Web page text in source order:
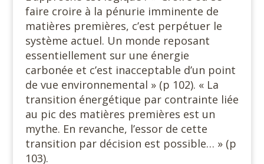
faire croire à la pénurie imminente de
matières premières, c’est perpétuer le
système actuel. Un monde reposant
essentiellement sur une énergie
carbonée et c’est inacceptable d’un point
de vue environnemental » (p 102). « La
transition énergétique par contrainte liée
au pic des matières premières est un
mythe. En revanche, l’essor de cette
transition par décision est possible… » (p
103).